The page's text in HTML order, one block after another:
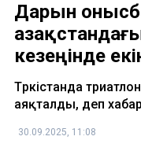
Дарын
кезеңінде
Түркістанда
аяқталды, деп
30.09.2025, 11:08